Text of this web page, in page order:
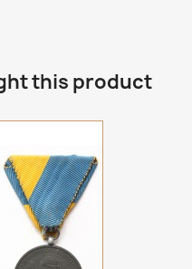
this product